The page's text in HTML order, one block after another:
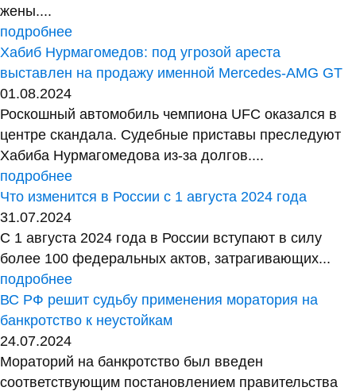
жены....
подробнее
Хабиб Нурмагомедов: под угрозой ареста
выставлен на продажу именной Mercedes-AMG GT
01.08.2024
Роскошный автомобиль чемпиона UFC оказался в
центре скандала. Судебные приставы преследуют
Хабиба Нурмагомедова из-за долгов....
подробнее
Что изменится в России с 1 августа 2024 года
31.07.2024
С 1 августа 2024 года в России вступают в силу
более 100 федеральных актов, затрагивающих...
подробнее
ВС РФ решит судьбу применения моратория на
банкротство к неустойкам
24.07.2024
Мораторий на банкротство был введен
соответствующим постановлением правительства